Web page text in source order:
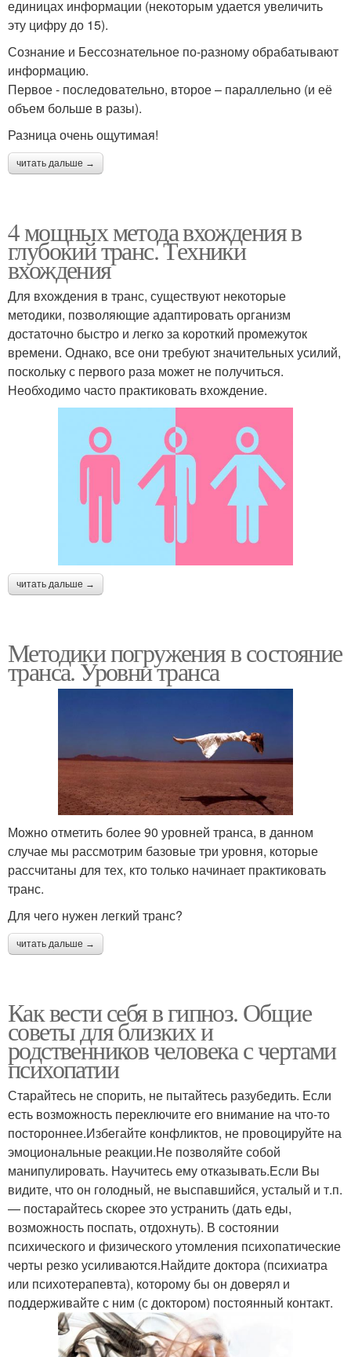
единицах информации (некоторым удается увеличить
эту цифру до 15).
Сознание и Бессознательное по-разному обрабатывают
информацию.
Первое - последовательно, второе – параллельно (и её
объем больше в разы).
Разница очень ощутимая!
читать дальше →
4 мощных метода вхождения в
глубокий транс. Техники
вхождения
Для вхождения в транс, существуют некоторые
методики, позволяющие адаптировать организм
достаточно быстро и легко за короткий промежуток
времени. Однако, все они требуют значительных усилий,
поскольку с первого раза может не получиться.
Необходимо часто практиковать вхождение.
читать дальше →
Методики погружения в состояние
транса. Уровни транса
Можно отметить более 90 уровней транса, в данном
случае мы рассмотрим базовые три уровня, которые
рассчитаны для тех, кто только начинает практиковать
транс.
Для чего нужен легкий транс?
читать дальше →
Как вести себя в гипноз. Общие
советы для близких и
родственников человека с чертами
психопатии
Старайтесь не спорить, не пытайтесь разубедить. Если
есть возможность переключите его внимание на что-то
постороннее.Избегайте конфликтов, не провоцируйте на
эмоциональные реакции.Не позволяйте собой
манипулировать. Научитесь ему отказывать.Если Вы
видите, что он голодный, не выспавшийся, усталый и т.п.
— постарайтесь скорее это устранить (дать еды,
возможность поспать, отдохнуть). В состоянии
психического и физического утомления психопатические
черты резко усиливаются.Найдите доктора (психиатра
или психотерапевта), которому бы он доверял и
поддерживайте с ним (с доктором) постоянный контакт.